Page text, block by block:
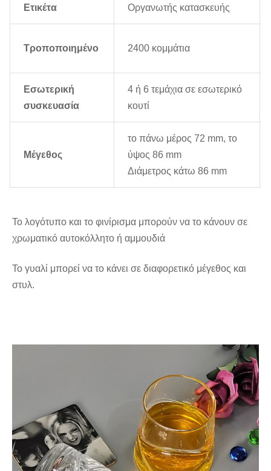
Ετικέτα Οργανωτής κατασκευής
Τροποποιημένο 2400 κομμάτια
Εσωτερική
συσκευασία
4 ή 6 τεμάχια σε εσωτερικό
κουτί
Μέγεθος
το πάνω μέρος 72 mm, το
ύψος 86 mm
Διάμετρος κάτω 86 mm
Το λογότυπο και το φινίρισμα μπορούν να το κάνουν σε
χρωματικό αυτοκόλλητο ή αμμουδιά
Το γυαλί μπορεί να το κάνει σε διαφορετικό μέγεθος και
στυλ.